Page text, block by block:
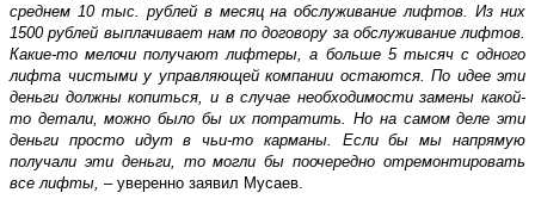
среднем 10 тыс. рублей в месяц на обслуживание лифтов. Из них
1500 рублей выплачивает нам по договору за обслуживание лифтов.
Какие-то мелочи получают лифтеры, а больше 5 тысяч с одного
лифта чистыми у управляющей компании остаются. По идее эти
деньги должны копиться, и в случае необходимости замены какой-
то детали, можно было бы их потратить. Но на самом деле эти
деньги просто идут в чьи-то карманы. Если бы мы напрямую
получали эти деньги, то могли бы поочередно отремонтировать
все лифты, – уверенно заявил Мусаев.